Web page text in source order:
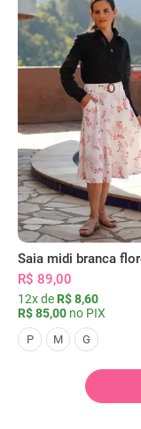
R$ 89,00
12x de R$ 8,60
R$ 85,00 no PIX
P M G